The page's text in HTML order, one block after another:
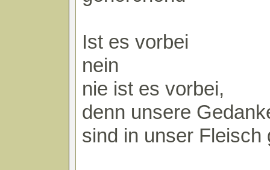
Ist es vorbei
nein
nie ist es vorbei,
denn unsere
sind in unser Fleisch